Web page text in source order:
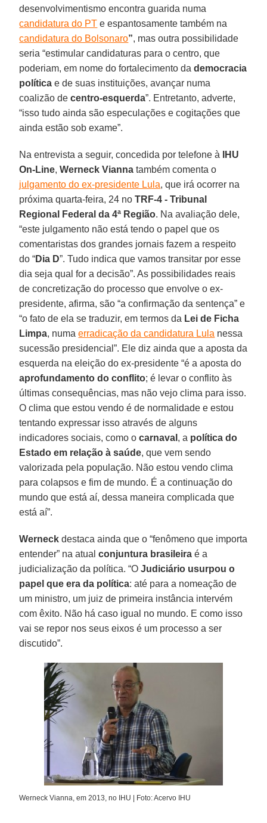
desenvolvimentismo encontra guarida numa
candidatura do PT e espantosamente também na
candidatura do Bolsonaro”, mas outra possibilidade
seria “estimular candidaturas para o centro, que
poderiam, em nome do fortalecimento dademocracia
política e de suas instituições, avançar numa
coalizão decentro-esquerda”. Entretanto, adverte,
“isso tudo ainda são especulações e cogitações que
ainda estão sob exame”.
Na entrevista a seguir, concedida por telefone à
IHU
On-Line,Werneck Vianna também comenta o
julgamento do ex-presidente Lula, que irá ocorrer na
próxima quarta-feira, 24 noTRF-4 - Tribunal
Regional Federal da 4ª Região. Na avaliação dele,
“este julgamento não está tendo o papel que os
comentaristas dos grandes jornais fazem a respeito
do “Dia D”. Tudo indica que vamos transitar por esse
dia seja qual for a decisão”. As possibilidades reais
de concretização do processo que envolve o ex-
presidente, afirma, são “a confirmação da sentença” e
“o fato de ela se traduzir, em termos da Lei de Ficha
Limpa, numaerradicação da candidatura Lula nessa
sucessão presidencial”. Ele diz ainda que a aposta da
esquerda na eleição do ex-presidente “é a aposta do
aprofundamento do conflito; é levar o conflito às
últimas consequências, mas não vejo clima para isso.
O clima que estou vendo é de normalidade e estou
tentando expressar isso através de alguns
indicadores sociais, como ocarnaval , a política do
Estado em relação à saúde, que vem sendo
valorizada pela população. Não estou vendo clima
para colapsos e fim de mundo. É a continuação do
mundo que está aí, dessa maneira complicada que
está aí”.
Werneck destaca ainda que o “fenômeno que importa
entender” na atualconjuntura brasileira é a
judicialização da política. “OJudiciário usurpou o
papel que era da política: até para a nomeação de
um ministro, um juiz de primeira instância intervém
com êxito. Não há caso igual no mundo. E como isso
vai se repor nos seus eixos é um processo a ser
discutido”.
Werneck Vianna, em 2013, no IHU | Foto: Acervo IHU